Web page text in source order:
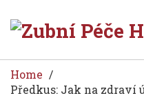
Home
Předkus: Jak na zdraví